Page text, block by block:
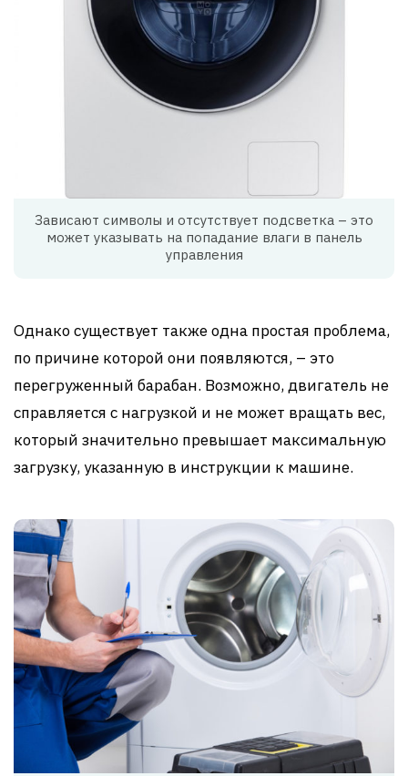
Зависают символы и отсутствует подсветка – это
может указывать на попадание влаги в панель
управления
Однако существует также одна простая проблема,
по причине которой они появляются, – это
перегруженный барабан. Возможно, двигатель не
справляется с нагрузкой и не может вращать вес,
который значительно превышает максимальную
загрузку, указанную в инструкции к машине.